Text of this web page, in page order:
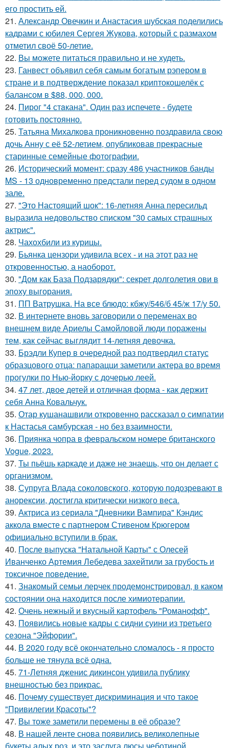
его простить ей.
21. Александр Овечкин и Анастасия шубская поделились
кадрами с юбилея Сергея Жукова, который с размахом
отметил своё 50-летие.
22. Вы можете питаться правильно и не худеть.
23. Ганвест объявил себя самым богатым рэпером в
стране и в подтверждение показал криптокошелёк с
балансом в $88, 000, 000.
24. Пирог "4 стaкана". Один раз испечете - будете
готовить постоянно.
25. Татьяна Михалкова проникновенно поздравила свою
дочь Анну с её 52-летием, опубликовав прекрасные
старинные семейные фотографии.
26. Исторический момент: сразу 486 участников банды
MS - 13 одновременно предстали перед судом в одном
зале.
27. "Это Настоящий шок": 16-летняя Анна пересильд
выразила недовольство списком "30 самых страшных
актрис".
28. Чахохбили из курицы.
29. Бьянка цензори удивила всех - и на этот раз не
откровенностью, а наоборот.
30. "Дом как База Подзарядки": секрет долголетия ови в
эпоху выгорания.
31. ПП Ватрушка. На все блюдо: кбжу/546/б 45/ж 17/у 50.
32. В интернете вновь заговорили о переменах во
внешнем виде Ариелы Самойловой люди поражены
тем, как сейчас выглядит 14-летняя девочка.
33. Брэдли Купер в очередной раз подтвердил статус
образцового отца: папарацци заметили актера во время
прогулки по Нью-йорку с дочерью леей.
34. 47 лет, двое детей и отличная форма - как держит
себя Анна Ковальчук.
35. Отар кушанашвили откровенно рассказал о симпатии
к Настасья самбурская - но без взаимности.
36. Приянка чопра в февральском номере британского
Vogue, 2023.
37. Ты пьёшь каркаде и даже не знаешь, что он делает с
организмом.
38. Супруга Влада соколовского, которую подозревают в
анорексии, достигла критически низкого веса.
39. Актриса из сериала "Дневники Вампира" Кэндис
аккола вместе с партнером Стивеном Крюгером
официально вступили в брак.
40. После выпуска "Натальной Карты" с Олесей
Иванченко Артемия Лебедева захейтили за грубость и
токсичное поведение.
41. Знакомый семьи лерчек продемонстрировал, в каком
состоянии она находится после химиотерапии.
42. Очень нежный и вкусный картофель "Романофф".
43. Появились новые кадры с сидни суини из третьего
сезона "Эйфории".
44. В 2020 году всё окончательно сломалось - я просто
больше не тянула всё одна.
45. 71-Летняя дженис дикинсон удивила публику
внешностью без прикрас.
46. Почему существует дискриминация и что такое
"Привилегии Красоты"?
47. Вы тоже заметили перемены в её образе?
48. В нашей ленте снова появились великолепные